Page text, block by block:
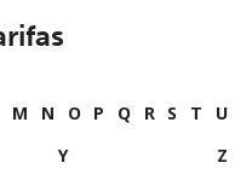
M N O P Q R S T
U
Y Z